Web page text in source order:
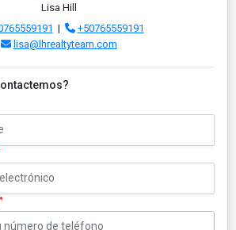
Lisa Hill
|
+50765559191
lisa@lhrealtyteam.com
*